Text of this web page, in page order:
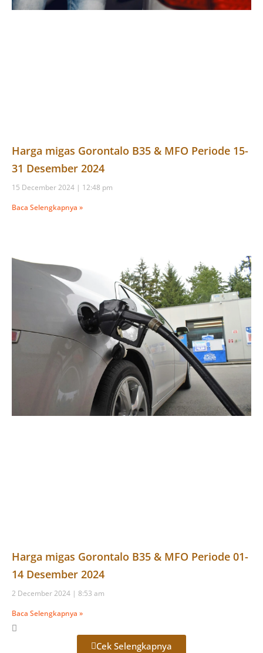
Harga migas Gorontalo B35 & MFO Periode 15-
31 Desember 2024
15 December 2024
12:48 pm
Baca Selengkapnya »
Harga migas Gorontalo B35 & MFO Periode 01-
14 Desember 2024
2 December 2024
8:53 am
Baca Selengkapnya »
Cek Selengkapnya